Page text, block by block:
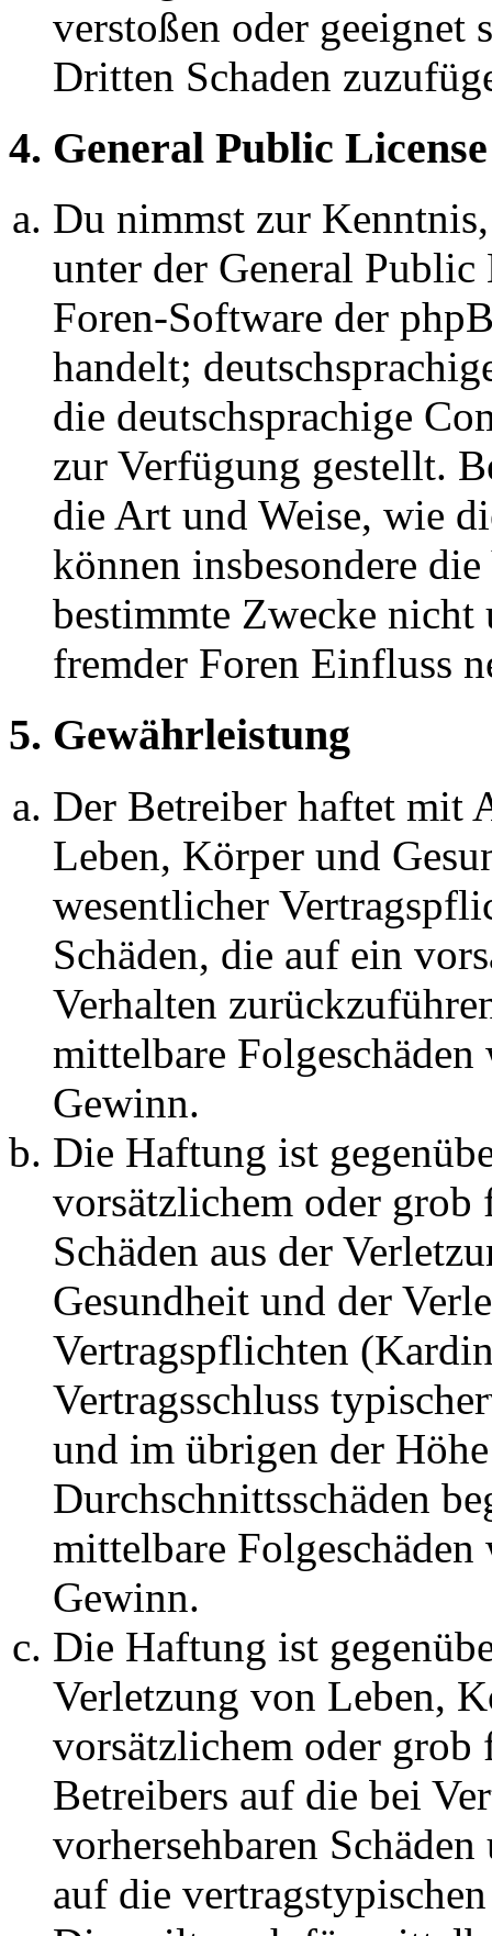
verstoßen oder geeignet
Dritten Schaden
4. General Public License
Du nimmst zur
unter der General
Foren-Software der
handelt;
die deutschsprachige
zur Verfügung gestellt.
die Art und Weise, wie
können insbesondere
bestimmte Zwecke nicht
fremder Foren Einfluss
5. Gewährleistung
Der Betreiber haftet mit
Leben, Körper und
wesentlicher
Schäden, die auf ein
Verhalten
mittelbare Folgeschäden
Gewinn.
Die Haftung ist
vorsätzlichem oder grob
Schäden aus der
Gesundheit und der
Vertragspflichten
Vertragsschluss
und im übrigen der
Durchschnittsschäden
mittelbare Folgeschäden
Gewinn.
Die Haftung ist
Verletzung von Leben,
vorsätzlichem oder grob
Betreibers auf die bei
vorhersehbaren
auf die